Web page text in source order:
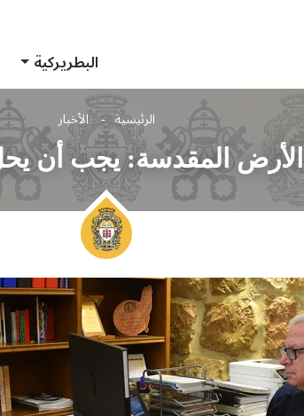
البطريركية
الرئيسية الأخبار
المقدسة: يجب أن